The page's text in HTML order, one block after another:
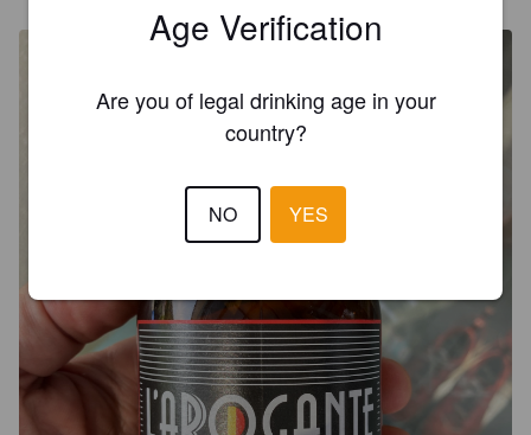
Age Verification
Are you of legal drinking age in your
country?
NO YES